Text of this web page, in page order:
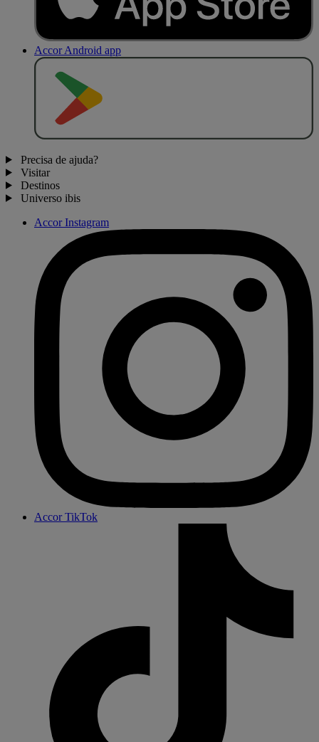
Accor Android app
Precisa de ajuda?
Visitar
Destinos
Universo ibis
Accor Instagram
Accor TikTok